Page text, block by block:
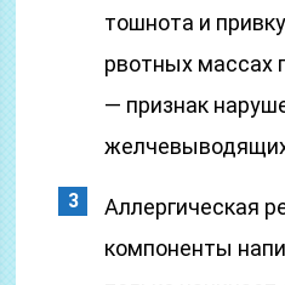
тошнота и
рвотных массах
— признак
Аллергическая
компоненты